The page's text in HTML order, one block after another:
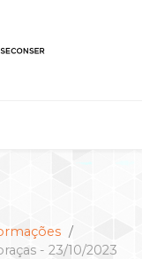
- 23/10/2023